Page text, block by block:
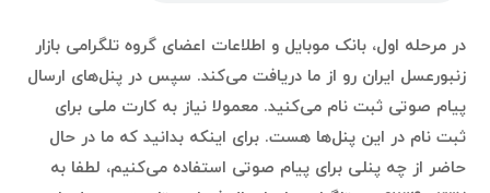
در مرحله اول، بانک موبایل و اطلاعات اعضای گروه تلگرامی بازار
زنبورعسل ایران رو از ما دریافت می‌کند. سپس در پنل‌های ارسال
پیام صوتی ثبت نام می‌کنید. معمولا نیاز به کارت ملی برای
ثبت نام در این پنل‌ها هست. برای اینکه بدانید که ما در حال
حاضر از چه پنلی برای پیام صوتی استفاده می‌کنیم، لطفا به